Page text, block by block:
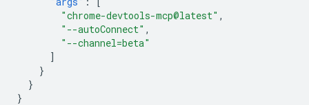
"chrome-devtools-mcp@latest" ,
"--autoConnect" ,
"--channel=beta"
]
}
}
}